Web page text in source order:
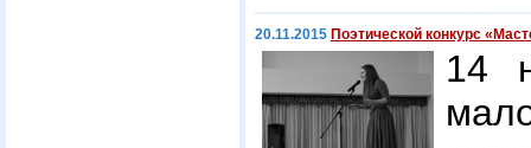
20.11.2015 Поэтической конкурс
14